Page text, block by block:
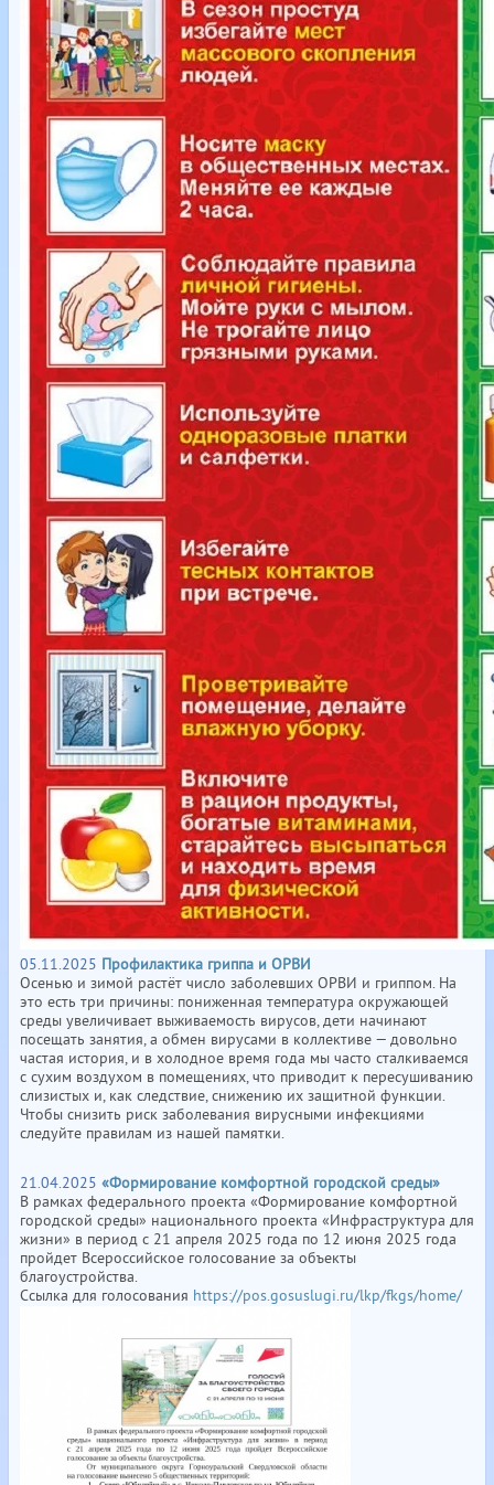
05.11.2025 Профилактика гриппа и ОРВИ
Осенью и зимой растёт число заболевших ОРВИ и гриппом. На
это есть три причины: пониженная температура окружающей
среды увеличивает выживаемость вирусов, дети начинают
посещать занятия, а обмен вирусами в коллективе — довольно
частая история, и в холодное время года мы часто сталкиваемся
с сухим воздухом в помещениях, что приводит к пересушиванию
слизистых и, как следствие, снижению их защитной функции.
Чтобы снизить риск заболевания вирусными инфекциями
следуйте правилам из нашей памятки.
21.04.2025 «Формирование комфортной городской среды»
В рамках федерального проекта «Формирование комфортной
городской среды» национального проекта «Инфраструктура для
жизни» в период с 21 апреля 2025 года по 12 июня 2025 года
пройдет Всероссийское голосование за объекты
благоустройства.
Ссылка для голосования https://pos.gosuslugi.ru/lkp/fkgs/home/